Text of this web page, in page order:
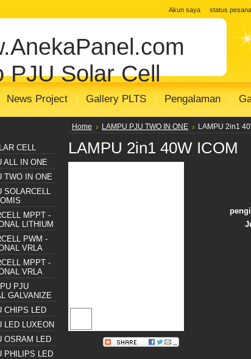
Toko Solar Cell jual
toko panel
Distributor SHS SISTEM
Akun saya status
PJU Solar Cell
News Project Gallery PLTS Pengalaman
CELL
ALL IN ONE
TWO IN ONE
SOLARCELL
MPPT -
LITHIUM
PWM -
VRLA
MPPT -
VRLA
PJU
GALVANIZE
CHIPS LED
LED LUXEON
OSRAM LED
PHILIPS LED
Home LAMPU PJU TWO IN ONE LAMPU 2in1
LAMPU 2in1 40W ICOM